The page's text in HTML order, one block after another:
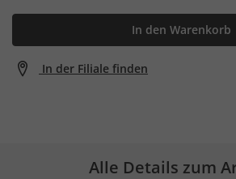
In den Warenkorb
In der Filiale finden
Alle Details zum